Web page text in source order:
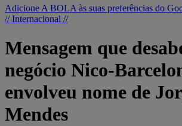
Adicione A BOLA às suas preferências do
// Internacional //
Mensagem que
negócio Nico-
envolveu nome de
Mendes